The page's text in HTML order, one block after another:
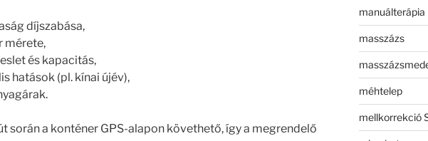
díjszabása,
mérete,
és kapacitás,
hatások (pl. kínai újév),
során a konténer GPS-alapon követhető, így a megrendelő
manuálterápia
masszázs
méhtelep
mellkorrekció